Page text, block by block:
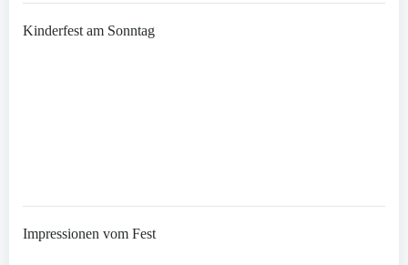
Kinderfest am Sonntag
Impressionen vom Fest